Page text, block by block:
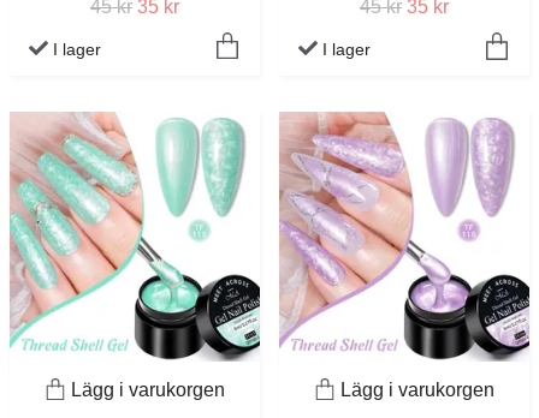
45 kr 35 kr
I lager
45 kr 35 kr
I lager
Lägg i varukorgen Lägg i varukorgen